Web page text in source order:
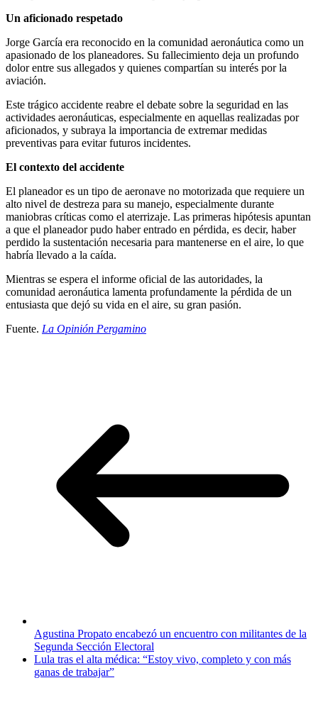
Un aficionado respetado
Jorge García era reconocido en la comunidad aeronáutica como un
apasionado de los planeadores. Su fallecimiento deja un profundo
dolor entre sus allegados y quienes compartían su interés por la
aviación.
Este trágico accidente reabre el debate sobre la seguridad en las
actividades aeronáuticas, especialmente en aquellas realizadas por
aficionados, y subraya la importancia de extremar medidas
preventivas para evitar futuros incidentes.
El contexto del accidente
El planeador es un tipo de aeronave no motorizada que requiere un
alto nivel de destreza para su manejo, especialmente durante
maniobras críticas como el aterrizaje. Las primeras hipótesis apuntan
a que el planeador pudo haber entrado en pérdida, es decir, haber
perdido la sustentación necesaria para mantenerse en el aire, lo que
habría llevado a la caída.
Mientras se espera el informe oficial de las autoridades, la
comunidad aeronáutica lamenta profundamente la pérdida de un
entusiasta que dejó su vida en el aire, su gran pasión.
Fuente. La Opinión Pergamino
Agustina Propato encabezó un encuentro con militantes de la
Segunda Sección Electoral
Lula tras el alta médica: “Estoy vivo, completo y con más
ganas de trabajar”